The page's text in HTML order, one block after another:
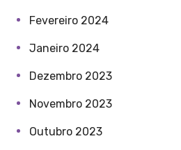
Fevereiro 2024
Janeiro 2024
Dezembro 2023
Novembro 2023
Outubro 2023